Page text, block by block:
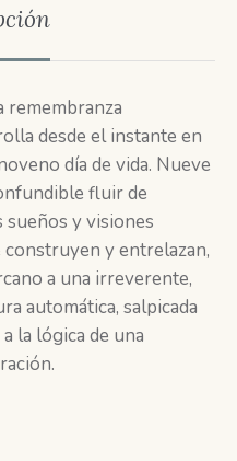
remembranza
desde el instante en
día de vida. Nueve
fluir de
sueños y visiones
y entrelazan,
a una irreverente,
automática, salpicada
la lógica de una